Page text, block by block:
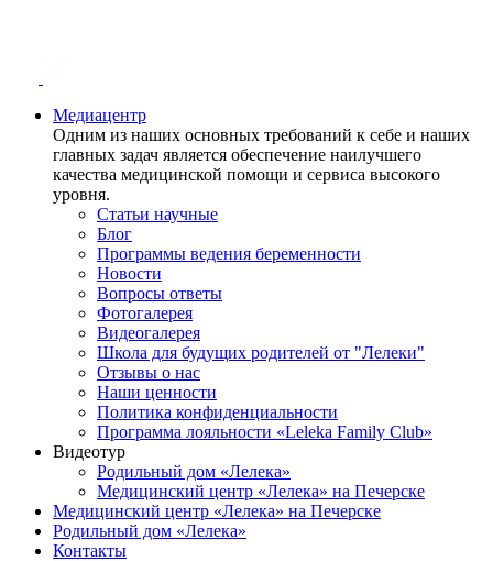
Медиацентр
Одним из наших основных требований к себе и наших
главных задач является обеспечение наилучшего
качества медицинской помощи и сервиса высокого
уровня.
Статьи научные
Блог
Программы ведения беременности
Новости
Вопросы ответы
Фотогалерея
Видеогалерея
Школа для будущих родителей от "Лелеки"
Отзывы о нас
Наши ценности
Политика конфиденциальности
Программа лояльности «Leleka Family Club»
Видеотур
Родильный дом «Лелека»
Медицинский центр «Лелека» на Печерске
Медицинский центр «Лелека» на Печерске
Родильный дом «Лелека»
Контакты